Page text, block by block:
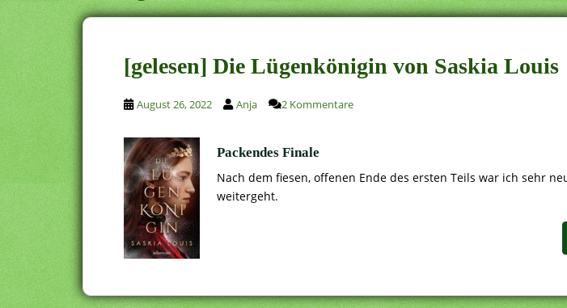
[gelesen] Die Lügenkönigin von Saskia Louis
August 26, 2022 Anja 2 Kommentare
Packendes Finale
Nach dem fiesen, offenen Ende des ersten Teils war ich sehr
weitergeht.